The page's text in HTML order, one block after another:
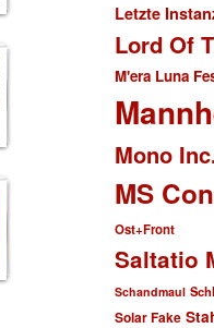
Letzte
Lord Of
M'era Luna
Mono
MS
Ost+Front
Saltatio
Schandmaul
Solar Fake